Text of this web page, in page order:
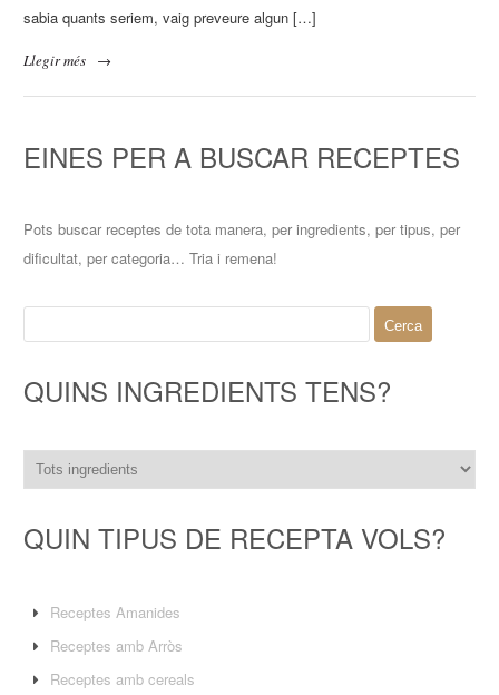
sabia quants seriem, vaig preveure algun […]
Llegir més →
EINES PER A BUSCAR RECEPTES
Pots buscar receptes de tota manera, per ingredients, per tipus, per
dificultat, per categoria… Tria i remena!
QUINS INGREDIENTS TENS?
QUIN TIPUS DE RECEPTA VOLS?
Receptes Amanides
Receptes amb Arròs
Receptes amb cereals